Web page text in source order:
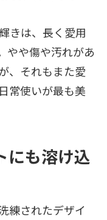
きは、長く愛用
やや傷や汚れがあ
、それもまた愛
常使いが最も美
にも溶け込
練されたデザイ